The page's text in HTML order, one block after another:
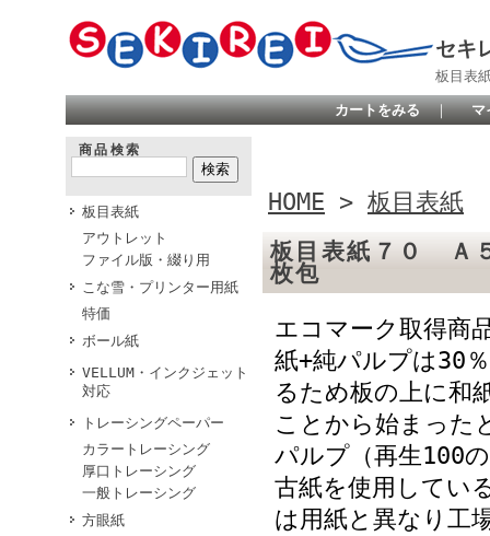
セキ
板目表
カートをみる ｜ マ
商品検索
板目表紙
アウトレット
ファイル版・綴り用
こな雪・プリンター用紙
特価
ボール紙
VELLUM・インクジェット
対応
トレーシングペーパー
カラートレーシング
厚口トレーシング
一般トレーシング
方眼紙
HOME > 板目表紙
板目表紙７０ Ａ
枚包
エコマーク取得商
紙+純パルプは30
るため板の上に和
ことから始まった
パルプ（再生100
古紙を使用してい
は用紙と異なり工